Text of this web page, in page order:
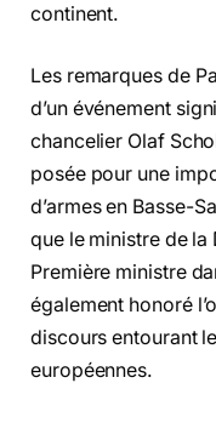
continent.
Les remarques de
d’un événement
chancelier Olaf
posée pour une
d’armes en Basse-
que le ministre de la
Première ministre
également honoré
discours entourant
européennes.